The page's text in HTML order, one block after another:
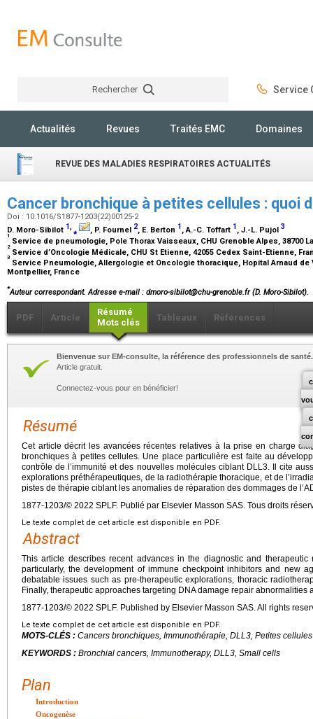
Rechercher Service
Actualités Revues Traités EMC Domaines
REVUE DES MALADIES RESPIRATOIRES ACTUALITÉS
Cancer bronchique à petites cellules : quoi
Doi : 10.1016/S1877-1203(22)00125-2
D. Moro-Sibilot 1,⁎ , P. Fournel 2, E. Berton 1 , A.-C. Toffart 1 , J.-L. Pujol 3
1
Service de pneumologie, Pole Thorax Vaisseaux, CHU Grenoble Alpes, 38700
2
Service d’Oncologie Médicale, CHU St Etienne, 42055 Cedex Saint-Etienne,
3
Service Pneumologie, Allergologie et Oncologie thoracique, Hopital Arnaud de
Montpellier, France
*Auteur correspondant.Adresse e-mail : dmoro-sibilot@chu-grenoble.fr (D. Moro-Sibilot).
PDF Article
Résumé
Mots clés
Tableaux Références
Bienvenue sur EM-consulte, la référence des professionnels de santé.
Article gratuit.
Connectez-vous pour en bénéficier!
Résumé
Cet article décrit les avancées récentes relatives à la prise en charge
bronchiques à petites cellules. Une place particulière est faite au
contrôle de l’immunité et des nouvelles molécules ciblant DLL3. Il cite
explorations préthérapeutiques, de la radiothérapie thoracique, et de
pistes de thérapie ciblant les anomalies de réparation des dommages de
1877-1203/© 2022 SPLF. Publié par Elsevier Masson SAS. Tous droits
Le texte complet de cet article est disponible en PDF.
Abstract
This article describes recent advances in the diagnostic and
particularly, the development of immune checkpoint inhibitors and new
debatable issues such as pre-therapeutic explorations, thoracic
Finally, therapeutic approaches targeting DNA damage repair abnormalities
1877-1203/© 2022 SPLF. Published by Elsevier Masson SAS. All rights
Le texte complet de cet article est disponible en PDF.
MOTS-CLÉS : Cancers bronchiques, Immunothérapie, DLL3, Petites cellules
KEYWORDS : Bronchial cancers, Immunotherapy, DLL3, Small cells
Plan
Introduction
Oncogenèse